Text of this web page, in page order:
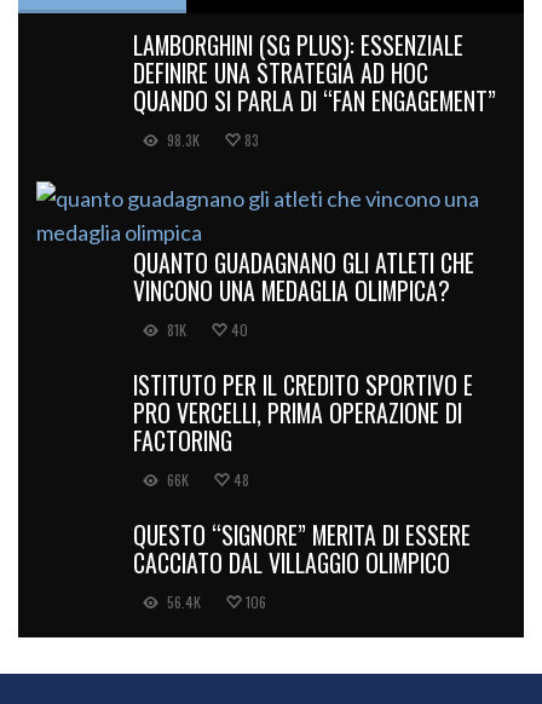
LAMBORGHINI (SG PLUS): ESSENZIALE
DEFINIRE UNA STRATEGIA AD HOC
QUANDO SI PARLA DI “FAN ENGAGEMENT”
98.3K 83
QUANTO GUADAGNANO GLI ATLETI CHE
VINCONO UNA MEDAGLIA OLIMPICA?
81K 40
ISTITUTO PER IL CREDITO SPORTIVO E
PRO VERCELLI, PRIMA OPERAZIONE DI
FACTORING
66K 48
QUESTO “SIGNORE” MERITA DI ESSERE
CACCIATO DAL VILLAGGIO OLIMPICO
56.4K 106